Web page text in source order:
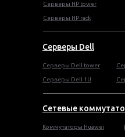
Серверы Dell
Сетевые
Cерверы HP tower
Cерверы HP rack
Cерверы Dell tower
Серверы Dell 1U
Коммутаторы Huawei